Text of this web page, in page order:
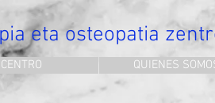
eta osteopatia
CENTRO QUIENES